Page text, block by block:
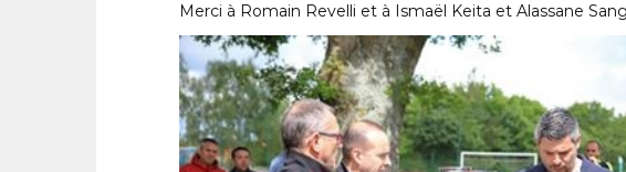
Merci à Romain Revelli et à Ismaël Keita et Alassane